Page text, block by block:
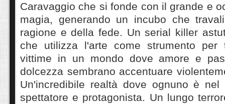
Caravaggio che si fonde con il grande e
magia, generando un incubo che
ragione e della fede. Un serial killer
che utilizza l'arte come strumento per
vittime in un mondo dove amore e
dolcezza sembrano accentuare
Un'incredibile realtà dove ognuno è nel
spettatore e protagonista. Un lungo